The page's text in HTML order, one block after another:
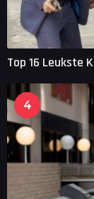
Top 16 Leukste
4